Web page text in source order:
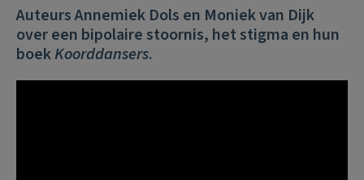
Auteurs Annemiek Dols en Moniek van Dijk
over een bipolaire stoornis, het stigma en hun
boekKoorddansers.